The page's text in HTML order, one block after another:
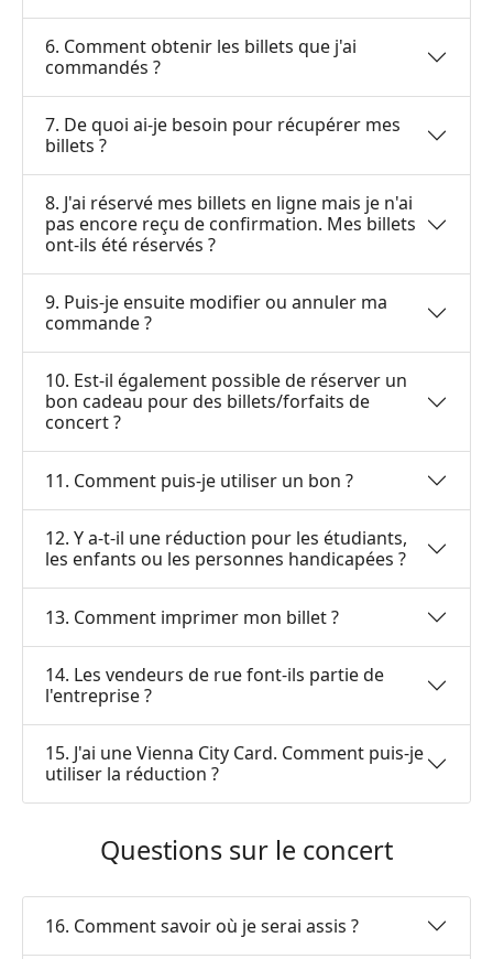
6. Comment obtenir les billets que j'ai
commandés ?
7. De quoi ai-je besoin pour récupérer mes
billets ?
8. J'ai réservé mes billets en ligne mais je n'ai
pas encore reçu de confirmation. Mes billets
ont-ils été réservés ?
9. Puis-je ensuite modifier ou annuler ma
commande ?
10. Est-il également possible de réserver un
bon cadeau pour des billets/forfaits de
concert ?
11. Comment puis-je utiliser un bon ?
12. Y a-t-il une réduction pour les étudiants,
les enfants ou les personnes handicapées ?
13. Comment imprimer mon billet ?
14. Les vendeurs de rue font-ils partie de
l'entreprise ?
15. J'ai une Vienna City Card. Comment puis-je
utiliser la réduction ?
Questions sur le concert
16. Comment savoir où je serai assis ?